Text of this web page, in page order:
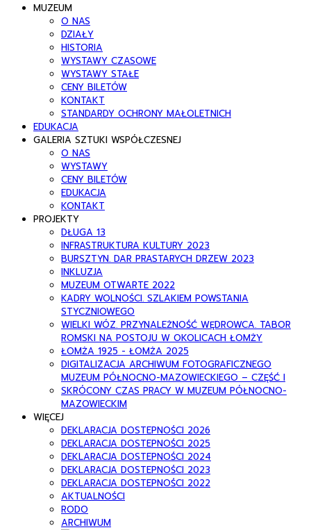
MUZEUM
O NAS
DZIAŁY
HISTORIA
WYSTAWY CZASOWE
WYSTAWY STAŁE
CENY BILETÓW
KONTAKT
STANDARDY OCHRONY MAŁOLETNICH
EDUKACJA
GALERIA SZTUKI WSPÓŁCZESNEJ
O NAS
WYSTAWY
CENY BILETÓW
EDUKACJA
KONTAKT
PROJEKTY
DŁUGA 13
INFRASTRUKTURA KULTURY 2023
BURSZTYN. DAR PRASTARYCH DRZEW 2023
INKLUZJA
MUZEUM OTWARTE 2022
KADRY WOLNOŚCI. SZLAKIEM POWSTANIA
STYCZNIOWEGO
WIELKI WÓZ. PRZYNALEŻNOŚĆ WĘDROWCA. TABOR
ROMSKI NA POSTOJU W OKOLICACH ŁOMŻY
ŁOMŻA 1925 - ŁOMŻA 2025
DIGITALIZACJA ARCHIWUM FOTOGRAFICZNEGO
MUZEUM PÓŁNOCNO-MAZOWIECKIEGO – CZĘŚĆ I
SKRÓCONY CZAS PRACY W MUZEUM PÓŁNOCNO-
MAZOWIECKIM
WIĘCEJ
DEKLARACJA DOSTEPNOŚCI 2026
DEKLARACJA DOSTEPNOŚCI 2025
DEKLARACJA DOSTEPNOŚCI 2024
DEKLARACJA DOSTEPNOŚCI 2023
DEKLARACJA DOSTEPNOŚCI 2022
AKTUALNOŚCI
RODO
ARCHIWUM